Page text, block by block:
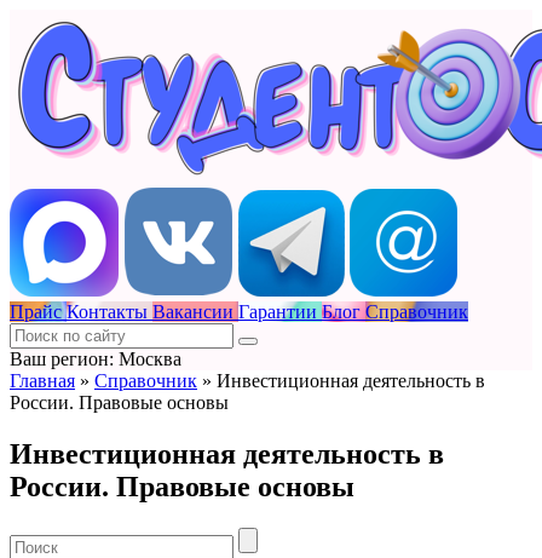
Прайс Контакты Вакансии Гарантии Блог Справочник
Ваш регион: Москва
Главная » Справочник » Инвестиционная деятельность в
России. Правовые основы
Инвестиционная деятельность в
России. Правовые основы